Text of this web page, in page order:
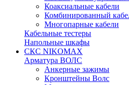
Коаксиальные кабели
Комбинированный
Многопарные кабели
Кабельные тестеры
Напольные шкафы
СКС NIKOMAX
Арматура ВОЛС
Анкерные зажимы
Кронштейны Волс